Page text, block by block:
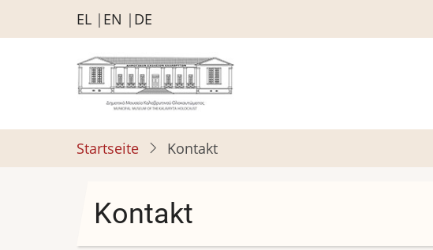
zum
EL EN DE
Startseite Kontakt
Kontakt